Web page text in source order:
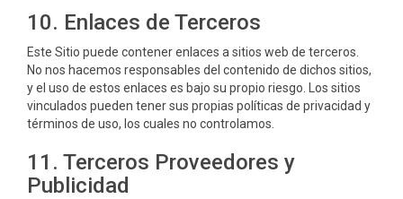
10. Enlaces de Terceros
Este Sitio puede contener enlaces a sitios web de terceros.
No nos hacemos responsables del contenido de dichos sitios,
y el uso de estos enlaces es bajo su propio riesgo. Los sitios
vinculados pueden tener sus propias políticas de privacidad y
términos de uso, los cuales no controlamos.
11. Terceros Proveedores y
Publicidad